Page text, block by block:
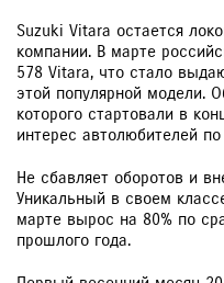
Suzuki Vitara остается
компании. В марте
578 Vitara, что стало
этой популярной модели.
которого стартовали в
интерес автолюбителей
Не сбавляет оборотов и
Уникальный в своем
марте вырос на 80% по
прошлого года.